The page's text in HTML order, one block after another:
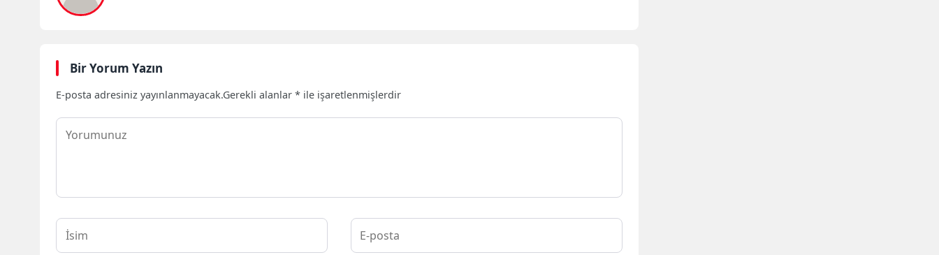
Bir Yorum Yazın
E-posta adresiniz yayınlanmayacak.Gerekli alanlar* ile işaretlenmişlerdir